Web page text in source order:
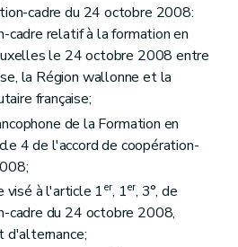
cadre du 24 octobre 2008:
cadre relatif à la formation en
le 24 octobre 2008 entre
la Région wallonne et la
française;
de la Formation en
4 de l'accord de coopération-
visé à l'article 1er, 1er, 3°, de
cadre du 24 octobre 2008,
d'alternance;